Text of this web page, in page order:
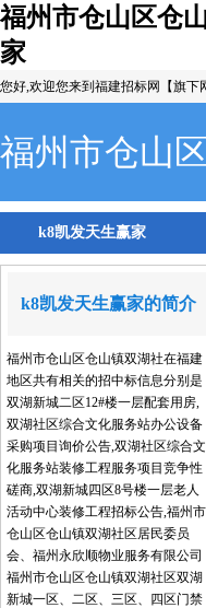
福州市仓山区仓
家
您好,欢迎您来到福建招标网【旗下
福州市仓山
k8凯发天生赢家
k8凯发天生赢家的简介
福州市仓山区仓山镇双湖社在福建
地区共有相关的招中标信息分别是
双湖新城二区12#楼一层配套用房,
双湖社区综合文化服务站办公设备
采购项目询价公告,双湖社区综合文
化服务站装修工程服务项目竞争性
磋商,双湖新城四区8号楼一层老人
活动中心装修工程招标公告,福州市
仓山区仓山镇双湖社区居民委员
会、福州永欣顺物业服务有限公司
福州市仓山区仓山镇双湖社区双湖
新城一区、二区、三区、四区门禁